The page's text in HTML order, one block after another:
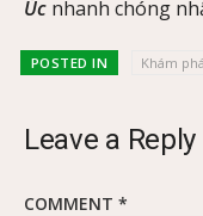
Úc nhanh chóng
POSTED IN Khám phá
Leave a Reply
COMMENT *